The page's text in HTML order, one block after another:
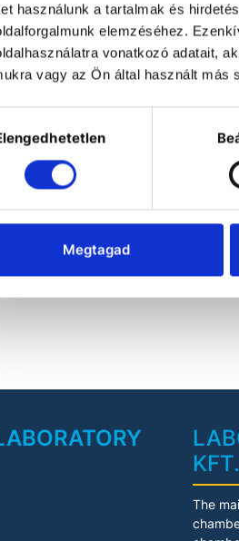
használunk a tartalmak és
elemzéséhez.
vonatkozó adatait,
vagy az Ön által használt más
Megtagad
KFT.
The